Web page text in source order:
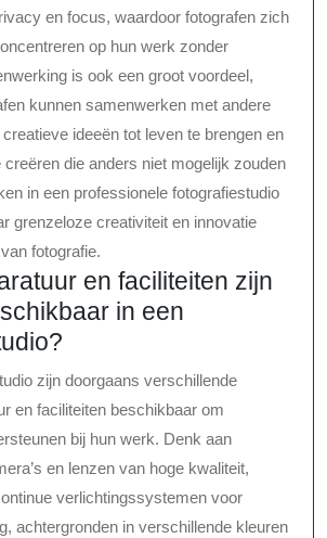
en focus, waardoor fotografen zich
op hun werk zonder
is ook een groot voordeel,
kunnen samenwerken met andere
ideeën tot leven te brengen en
creëren die anders niet mogelijk zouden
in een professionele fotografiestudio
grenzeloze creativiteit en innovatie
fotografie.
en faciliteiten zijn
in een
zijn doorgaans verschillende
en faciliteiten beschikbaar om
bij hun werk. Denk aan
en lenzen van hoge kwaliteit,
verlichtingssystemen voor
achtergronden in verschillende kleuren